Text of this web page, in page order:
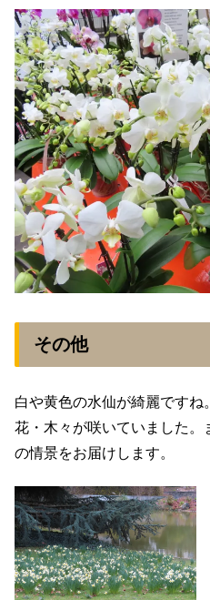
その他
白や黄色の水仙が綺麗です
花・木々が咲いていました
の情景をお届けします。